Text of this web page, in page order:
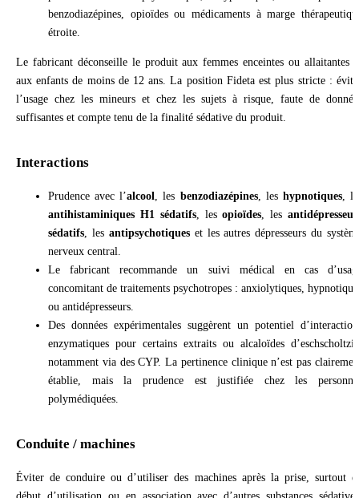
benzodiazépines, opioïdes ou médicaments à marge
étroite.
Le fabricant déconseille le produit aux femmes enceintes ou allaitantes
aux enfants de moins de 12 ans. La position Fideta est plus stricte :
l’usage chez les mineurs et chez les sujets à risque, faute de
suffisantes et compte tenu de la finalité sédative du produit.
Interactions
Prudence avec l’alcool , les benzodiazépines, les hypnotiques,
antihistaminiques H1 sédatifs, lesopioïdes , les
sédatifs , les antipsychotiqueset les autres dépresseurs du
nerveux central.
Le fabricant recommande un suivi médical en cas
concomitant de traitements psychotropes : anxiolytiques,
ou antidépresseurs.
Des données expérimentales suggèrent un potentiel
enzymatiques pour certains extraits ou alcaloïdes
notamment via des CYP. La pertinence clinique n’est pas
établie, mais la prudence est justifiée chez les
polymédiquées.
Conduite / machines
Éviter de conduire ou d’utiliser des machines après la prise, surtout